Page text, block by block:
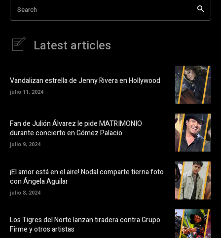
Search
Latest articles
Vandalizan estrella de Jenny Rivera en Hollywood
julio 11, 2024
Fan de Julión Álvarez le pide MATRIMONIO
durante concierto en Gómez Palacio
julio 9, 2024
¡El amor está en el aire! Nodal comparte tierna foto
con Ángela Aguilar
julio 8, 2024
Los Tigres del Norte lanzan tiradera contra Grupo
Firme y otros artistas